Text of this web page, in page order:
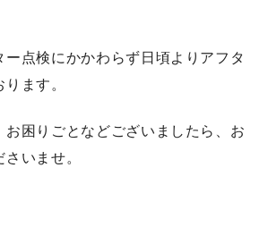
仕様の空間コーディネート
自然素材の家
容応力度計算 全棟標準
ー点検にかかわらず日頃よりアフタ
ます。
お困りごとなどございましたら、お
いませ。